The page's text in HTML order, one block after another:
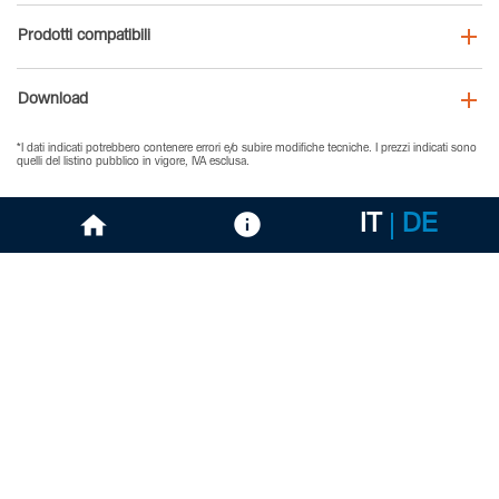
Prodotti compatibili
Download
*I dati indicati potrebbero contenere errori e/o subire modifiche tecniche. I prezzi indicati sono
quelli del listino pubblico in vigore, IVA esclusa.
IT DE